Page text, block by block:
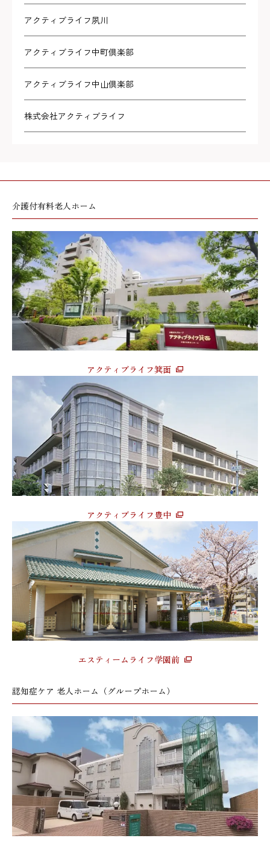
アクティブライフ夙川
アクティブライフ中町倶楽部
アクティブライフ中山倶楽部
株式会社アクティブライフ
介護付有料老人ホーム
アクティブライフ箕面
アクティブライフ豊中
エスティームライフ学園前
認知症ケア 老人ホーム（グループホーム）